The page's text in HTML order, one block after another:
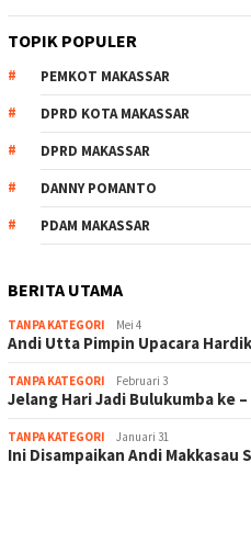
TOPIK POPULER
PEMKOT MAKASSAR
DPRD KOTA MAKASSAR
DPRD MAKASSAR
DANNY POMANTO
PDAM MAKASSAR
BERITA UTAMA
TANPA KATEGORI Mei 4
Andi Utta Pimpin Upacara
TANPA KATEGORI Februari 3
Jelang Hari Jadi Bulukumba ke
TANPA KATEGORI Januari 31
Ini Disampaikan Andi Makkasau